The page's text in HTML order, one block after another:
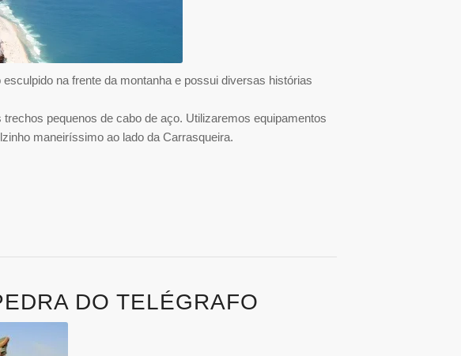
na frente da montanha e possui diversas histórias
pequenos de cabo de aço. Utilizaremos equipamentos
maneiríssimo ao lado da Carrasqueira.
DO TELÉGRAFO